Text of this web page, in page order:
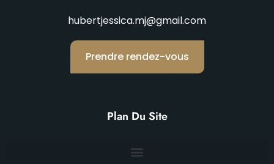
hubertjessica.mj@gmail.com
Prendre rendez-vous
Plan Du Site